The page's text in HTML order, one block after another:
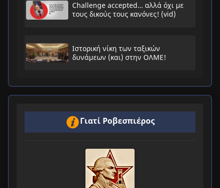
Challenge accepted… αλλά όχι με
τους δικούς τους κανόνες! (vid)
Ιστορική νίκη των ταξικών
δυνάμεων (και) στην ΟΛΜΕ!
Γιατί Ροβεσπιέρος